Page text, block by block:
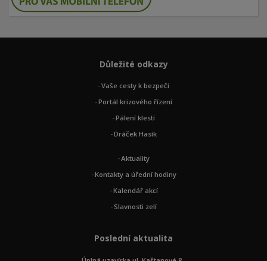
Důležité odkazy
Vaše cesty k bezpečí
Portál krizového řízení
Pálení klestí
Dráček Hasík
Aktuality
Kontakty a úřední hodiny
Kalendář akcí
Slavnosti zelí
Poslední aktualita